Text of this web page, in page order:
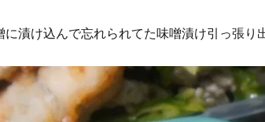
に漬け込んで忘れられてた味噌漬け引っ張り